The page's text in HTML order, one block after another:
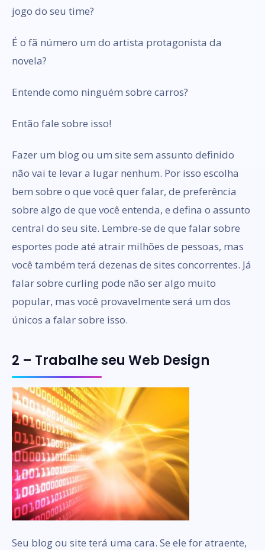
jogo do seu time?
É o fã número um do artista protagonista da
novela?
Entende como ninguém sobre carros?
Então fale sobre isso!
Fazer um blog ou um site sem assunto definido
não vai te levar a lugar nenhum. Por isso escolha
bem sobre o que você quer falar, de preferência
sobre algo de que você entenda, e defina o assunto
central do seu site. Lembre-se de que falar sobre
esportes pode até atrair milhões de pessoas, mas
você também terá dezenas de sites concorrentes. Já
falar sobre curling pode não ser algo muito
popular, mas você provavelmente será um dos
únicos a falar sobre isso.
2 – Trabalhe seu Web Design
Seu blog ou site terá uma cara. Se ele for atraente,